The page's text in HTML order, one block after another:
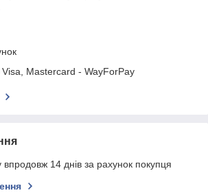
Mastercard - WayForPay
14 днів за рахунок покупця